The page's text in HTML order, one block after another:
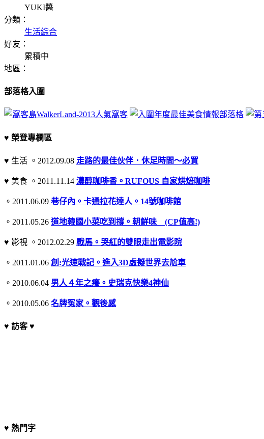
YUKI醬
分類：
生活綜合
好友：
累積中
地區：
部落格入圍
♥ 榮登專欄區
♥ 生活 。2012.09.08 走路的最佳伙伴．休足時間～必買
♥ 美食 。2011.11.14 濃醇咖啡香。RUFOUS 自家烘焙咖啡
。2011.06.09 巷仔內。卡通拉花達人。14號咖啡館
。2011.05.26 道地韓國小菜吃到撐。朝鮮味 (CP值高!)
♥ 影視 。2012.02.29 戰馬。哭紅的雙眼走出電影院
。2011.01.06 創:光速戰記。進入3D虛擬世界去尬車
。2010.06.04 男人４年之癢。史瑞克快樂4神仙
。2010.05.06 名牌冤家。觀後感
♥ 訪客 ♥
♥ 熱門字